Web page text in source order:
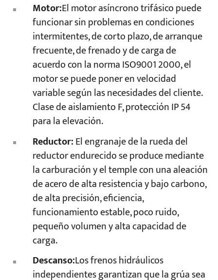
Motor:El motor asíncrono trifásico puede
funcionar sin problemas en condiciones
intermitentes, de corto plazo, de arranque
frecuente, de frenado y de carga de
acuerdo con la norma ISO9001 2000, el
motor se puede poner en velocidad
variable según las necesidades del cliente.
Clase de aislamiento F, protección IP 54
para la elevación.
Reductor:El engranaje de la rueda del
reductor endurecido se produce mediante
la carburación y el temple con una aleación
de acero de alta resistencia y bajo carbono,
de alta precisión, eficiencia,
funcionamiento estable, poco ruido,
pequeño volumen y alta capacidad de
carga.
Descanso:Los frenos hidráulicos
independientes garantizan que la grúa sea